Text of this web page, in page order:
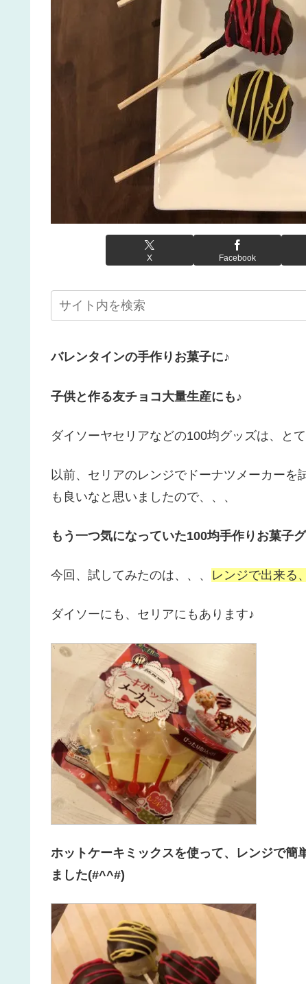
X Facebook
バレンタインの手作りお菓子に♪
子供と作る友チョコ大量生産にも♪
ダイソーヤセリアなどの100均グッズは、と
以前、セリアのレンジでドーナツメーカー
も良いなと思いましたので、、、
もう一つ気になっていた100均手作りお菓子
今回、試してみたのは、、、 レンジで出来る
ダイソーにも、セリアにもあります♪
ホットケーキミックスを使って、レンジで簡
ました(#^^#)